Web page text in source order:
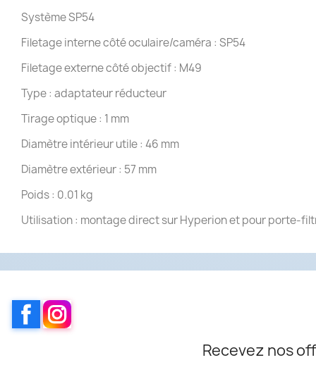
Système SP54
Filetage interne côté oculaire/caméra : SP54
Filetage externe côté objectif : M49
Type : adaptateur réducteur
Tirage optique : 1 mm
Diamètre intérieur utile : 46 mm
Diamètre extérieur : 57 mm
Poids : 0.01 kg
Utilisation : montage direct sur Hyperion et pour porte-
Facebook
Recevez nos